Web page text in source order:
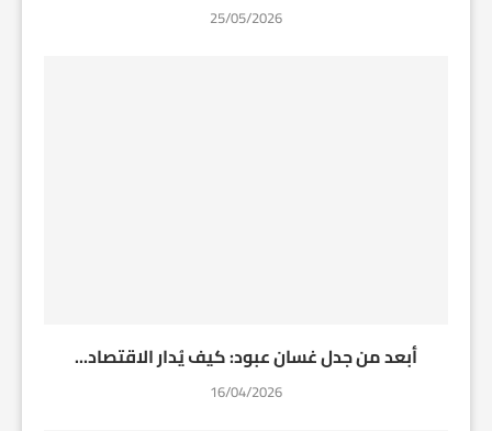
25/05/2026
أبعد من جدل غسان عبود: كيف يُدار الاقتصاد...
16/04/2026